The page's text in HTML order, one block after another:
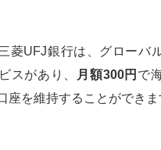
菱UFJ銀行は、グローバ
スがあり、
月額300円 で
座を維持することができま